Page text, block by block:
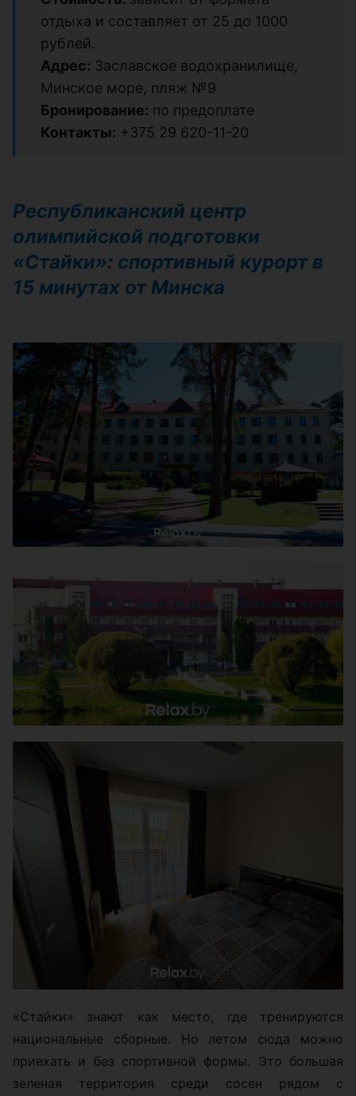
отдыха и составляет от 25 до 1000
рублей.
Адрес: Заславское водохранилище,
Минское море, пляж №9
Бронирование: по предоплате
Контакты: +375 29 620-11-20
Республиканский центр
олимпийской подготовки
«Стайки»: спортивный курорт в
15 минутах от Минска
«Стайки» знают как место, где тренируются
национальные сборные. Но летом сюда можно
приехать и без спортивной формы. Это большая
зеленая территория среди сосен рядом с